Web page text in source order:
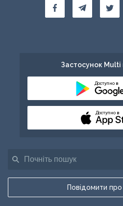
Повідомити
Застосунок Multi
Доступно в
Доступно в